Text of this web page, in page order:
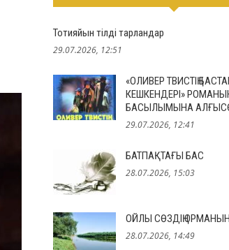
Тотияйын тілді тарландар
29.07.2026, 12:51
«ОЛИВЕР ТВИСТІҢ
КЕШКЕНДЕРІ»
БАСЫЛЫМЫНА
29.07.2026, 12:41
БАТПАҚТАҒЫ БАС
28.07.2026, 15:03
ОЙЛЫ СӨЗДІҢ
28.07.2026, 14:49